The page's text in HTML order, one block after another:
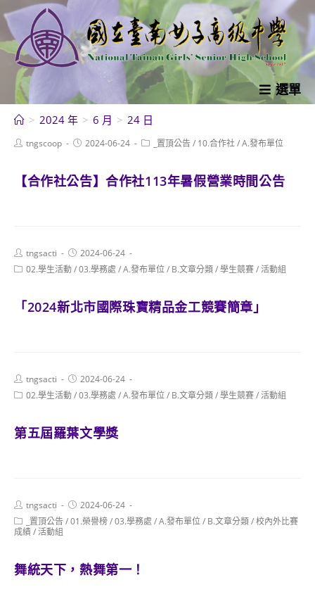
跳
轉
至
內
選單
> 2024 年 > 6 月 > 24 日
Posttngscoop
Post2024-06-24
Post _置頂公告/ 10.合作社/A.發布單位
【合作社公告】合作社113年暑假營業時間公告
Post
author:
tngsacti
Post
published:
2024-06-24
Post02.學生活動/03.學務處 /A.發布單位/ B.文章分類/學生競賽/活動組
「2024新北市國際珠寶精品金工競賽簡章」
Post
author:
tngsacti
Post
published:
2024-06-24
Post02.學生活動/03.學務處 /A.發布單位/ B.文章分類/學生競賽/活動組
第五屆羅葉文學獎
Post
author:
tngsacti
Post
published:
2024-06-24
Post
category:
_置頂公告/01.榮譽榜/03.學務處 /A.發布單位/ B.文章分類/校內外比賽
成績/活動組
舞統天下，熱舞第一！